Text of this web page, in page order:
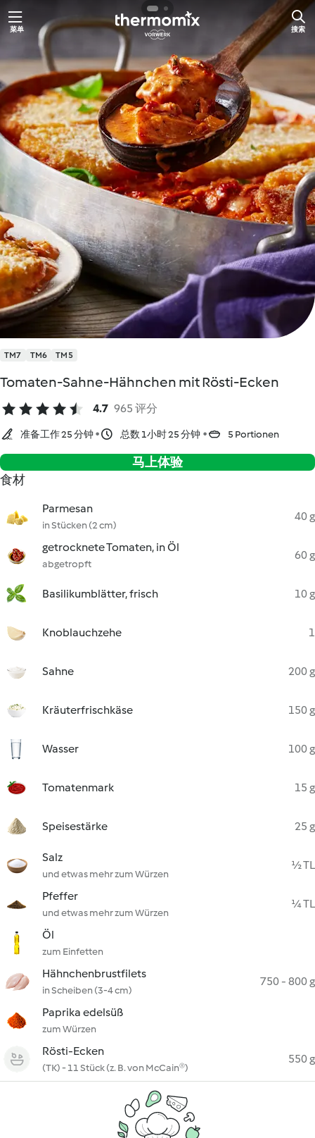
跳
容
菜单 搜索
TM7 TM6 TM5
Tomaten-Sahne-Hähnchen mit Rösti-Ecken
4.7 965 评分
准备工作 25 分钟 总数 1小时 25 分钟 5 Portionen
马上体验
食材
Parmesan
in Stücken (2 cm)
40 g
getrocknete Tomaten, in Öl
abgetropft
60 g
Basilikumblätter, frisch 10 g
Knoblauchzehe 1
Sahne 200 g
Kräuterfrischkäse 150 g
Wasser 100 g
Tomatenmark 15 g
Speisestärke 25 g
Salz
und etwas mehr zum Würzen
½ TL
Pfeffer
und etwas mehr zum Würzen
¼ TL
Öl
zum Einfetten
Hähnchenbrustfilets
in Scheiben (3-4 cm)
750 - 800 g
Paprika edelsüß
zum Würzen
Rösti-Ecken
(TK) - 11 Stück (z. B. von McCain®)
550 g